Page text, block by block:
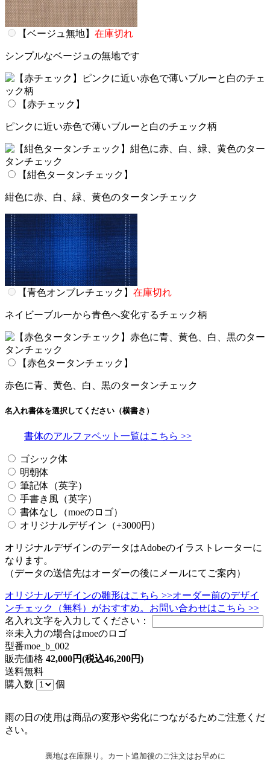
【ベージュ無地】 在庫切れ
シンプルなベージュの無地です
【赤チェック】
ピンクに近い赤色で薄いブルーと白のチェック柄
【紺色タータンチェック】
紺色に赤、白、緑、黄色のタータンチェック
【青色オンブレチェック】 在庫切れ
ネイビーブルーから青色へ変化するチェック柄
【赤色タータンチェック】
赤色に青、黄色、白、黒のタータンチェック
名入れ書体を選択してください（横書き）
書体のアルファベット一覧はこちら >>
ゴシック体
明朝体
筆記体（英字）
手書き風（英字）
書体なし（moeのロゴ）
オリジナルデザイン（+3000円）
オリジナルデザインのデータはAdobeのイラストレーターに
なります。
（データの送信先はオーダーの後にメールにてご案内）
オリジナルデザインの雛形はこちら >>オーダー前のデザイ
ンチェック（無料）がおすすめ。お問い合わせはこちら >>
名入れ文字を入力してください：
※未入力の場合はmoeのロゴ
型番moe_b_002
販売価格 42,000円(税込46,200円)
送料無料
購入数
個
雨の日の使用は商品の変形や劣化につながるためご注意くだ
さい。
裏地は在庫限り。カート追加後のご注文はお早めに